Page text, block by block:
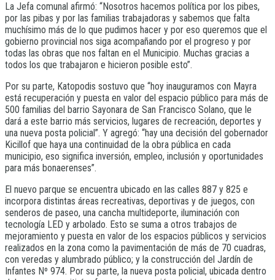
La Jefa comunal afirmó: “Nosotros hacemos política por los pibes,
por las pibas y por las familias trabajadoras y sabemos que falta
muchísimo más de lo que pudimos hacer y por eso queremos que el
gobierno provincial nos siga acompañando por el progreso y por
todas las obras que nos faltan en el Municipio. Muchas gracias a
todos los que trabajaron e hicieron posible esto”.
Por su parte, Katopodis sostuvo que “hoy inauguramos con Mayra
está recuperación y puesta en valor del espacio público para más de
500 familias del barrio Sayonara de San Francisco Solano, que le
dará a este barrio más servicios, lugares de recreación, deportes y
una nueva posta policial”. Y agregó: “hay una decisión del gobernador
Kicillof que haya una continuidad de la obra pública en cada
municipio, eso significa inversión, empleo, inclusión y oportunidades
para más bonaerenses”.
El nuevo parque se encuentra ubicado en las calles 887 y 825 e
incorpora distintas áreas recreativas, deportivas y de juegos, con
senderos de paseo, una cancha multideporte, iluminación con
tecnología LED y arbolado. Esto se suma a otros trabajos de
mejoramiento y puesta en valor de los espacios públicos y servicios
realizados en la zona como la pavimentación de más de 70 cuadras,
con veredas y alumbrado público; y la construcción del Jardín de
Infantes Nº 974. Por su parte, la nueva posta policial, ubicada dentro